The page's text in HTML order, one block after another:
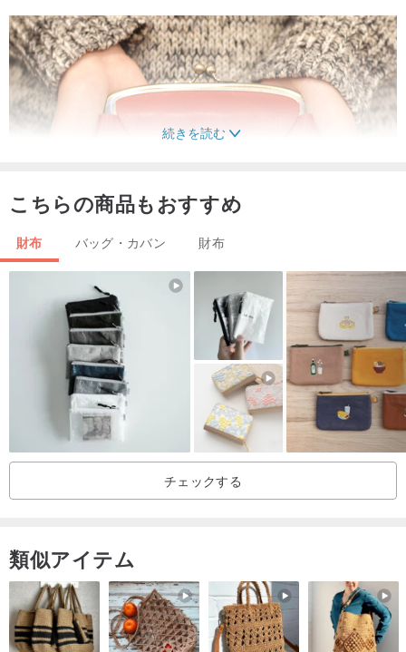
チェリー[写真は参考用です。色は実際に受け取った商品を参照し
てください]
続きを読む
こちらの商品もおすすめ
財布 バッグ・カバン 財布
チェックする
類似アイテム